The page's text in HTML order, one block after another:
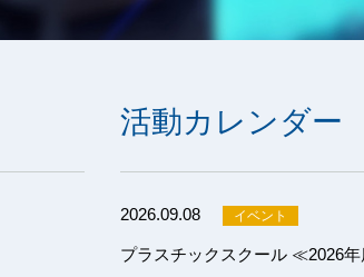
活動カレンダー
2026.09.08
プラスチックスクール ≪2026